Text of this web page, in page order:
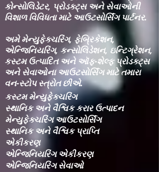
કોન્સોલિડેટર, પ્રોડક્ટ્સ અને સેવાઓની
વિશાળ વિવિધતા માટે આઉટસોર્સિંગ પાર્ટનર.
અમે મેન્યુફેક્ચરિંગ, ફેબ્રિકેશન,
એન્જિનિયરિંગ, કન્સોલિડેશન, ઇન્ટિગ્રેશન,
કસ્ટમ ઉત્પાદિત અને ઑફ-શેલ્ફ પ્રોડક્ટ્સ
અને સેવાઓના આઉટસોર્સિંગ માટે તમારા
વન-સ્ટોપ સ્ત્રોત છીએ.
કસ્ટમ મેન્યુફેક્ચરિંગ
સ્થાનિક અને વૈશ્વિક કરાર ઉત્પાદન
મેન્યુફેક્ચરિંગ આઉટસોર્સિંગ
સ્થાનિક અને વૈશ્વિક પ્રાપ્તિ
એકીકરણ​
એન્જિનિયરિંગ એકીકરણ​
એન્જિનિયરિંગ સેવાઓ